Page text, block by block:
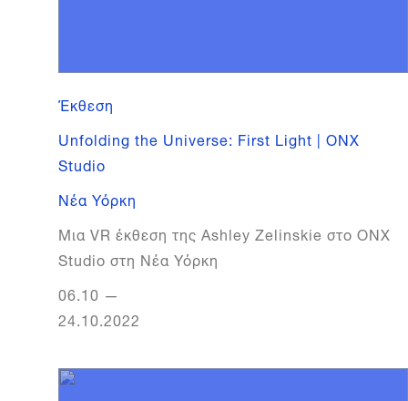
Έκθεση
Unfolding the Universe: First Light | ONX
Studio
Νέα Υόρκη
Mια VR έκθεση της Ashley Zelinskie στο ONX
Studio στη Νέα Υόρκη
06.10 —
24.10.2022